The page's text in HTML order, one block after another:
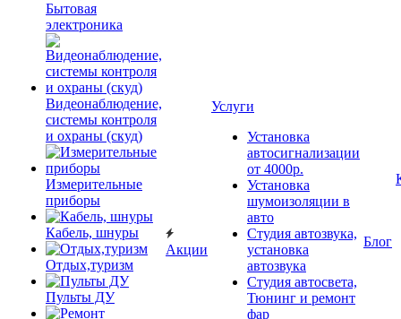
Бытовая
электроника
Видеонаблюдение,
системы контроля
и охраны (скуд)
Измерительные
приборы
Кабель, шнуры
Отдых,туризм
Пульты ДУ
Акции
Услуги
Установка
автосигнализации
от 4000р.
Установка
шумоизоляции в
авто
Студия автозвука,
установка
автозвука
Студия автосвета,
Тюнинг и ремонт
фар
Блог